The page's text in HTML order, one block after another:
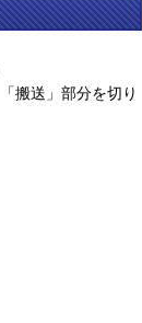
搬送」部分を切り